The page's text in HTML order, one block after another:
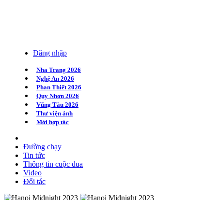
Đăng nhập
Nha Trang 2026
Nghệ An 2026
Phan Thiết 2026
Quy Nhơn 2026
Vũng Tàu 2026
Thư viện ảnh
Mời hợp tác
Đường chạy
Tin tức
Thông tin cuộc đua
Video
Đối tác